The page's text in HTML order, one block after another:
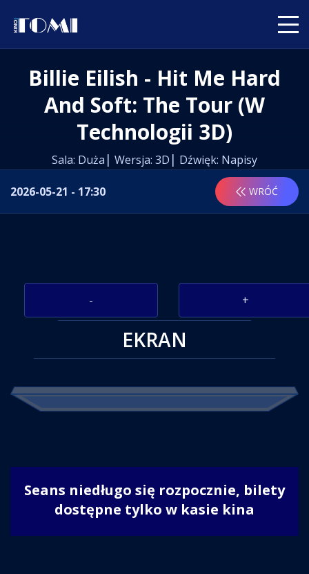
Billie Eilish - Hit Me Hard
And Soft: The Tour (w
Technologii 3D)
Sala: Duża Wersja: 3D Dźwięk: Napisy
WRÓĆ
2026-05-21 - 17:30
- +
EKRAN
Seans niedługo się rozpocznie, bilety
dostępne tylko w kasie kina